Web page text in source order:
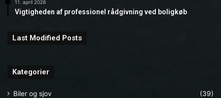
11. april 2026
Vigtigheden af professionel rådgivning ved boligkøb
Last Modified Posts
Kategorier
Biler og sjov
(39)